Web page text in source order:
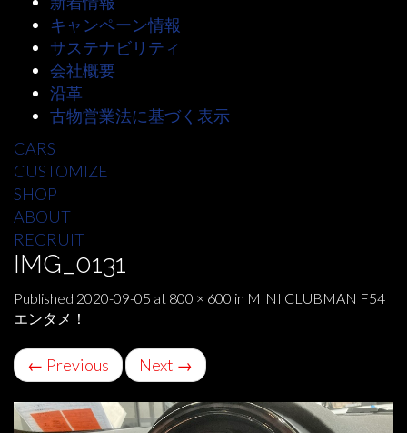
キャンペーン情報
サステナビリティ
会社概要
沿革
古物営業法に基づく表示
CARS
CUSTOMIZE
SHOP
ABOUT
RECRUIT
IMG_0131
Published 2020-09-05 at 800 × 600 in MINI CLUBMAN F54
エンタメ！
← Previous Next →